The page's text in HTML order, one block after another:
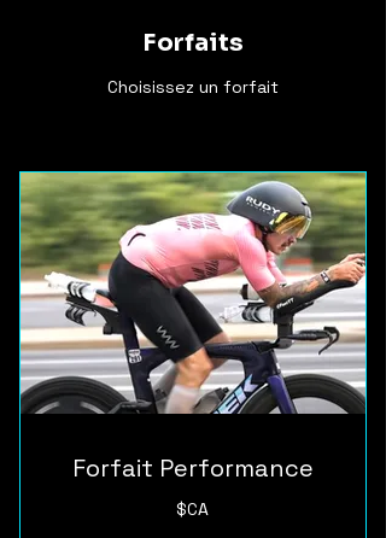
Forfaits
Choisissez un forfait
Forfait Performance
$CA